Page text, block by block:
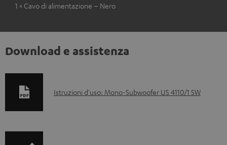
1 × Cavo di alimentazione – Nero
Download e assistenza
D
Istruzioni d'uso: Mono-Subwoofer US 4110/1 SW